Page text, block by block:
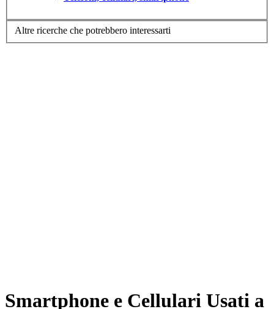
Altre ricerche che potrebbero interessarti
Smartphone e Cellulari Usati a